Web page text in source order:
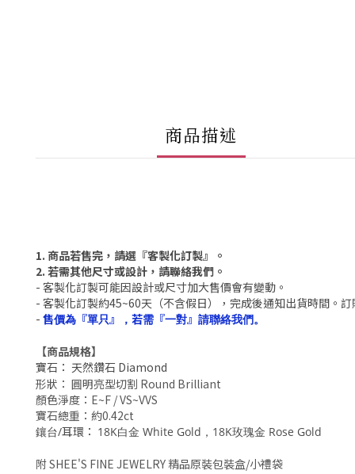
商品描述
1. 商品若售完，請選『客製化訂製』。
2. 若需其他尺寸或設計，請聯絡我們。
- 客製化訂製可能因設計或尺寸加大售價會有變動。
- 客製化訂製約45~60天（不含假日），完成後通知出貨時間。
- 售價為『單只』，若需『一對』請聯絡我們。
【商品規格】
寶石： 天然鑽石 Diamond
形狀： 圓明亮型切割 Round Brilliant
顏色淨度：E~F / VS~VVS
寶石總重：約0.42ct
鑲台/耳環： 18K白金 White Gold，18K玫瑰金 Rose Gold
附 SHEE'S FINE JEWELRY 精品原裝包裝盒/小禮袋